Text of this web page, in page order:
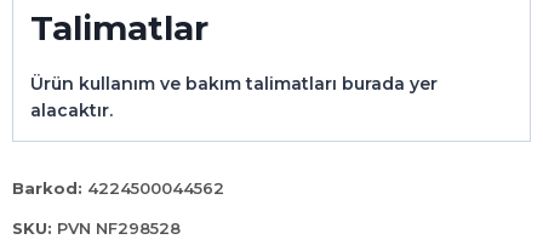
Talimatlar
Ürün kullanım ve bakım talimatları burada yer
alacaktır.
Barkod: 4224500044562
SKU: PVN NF298528